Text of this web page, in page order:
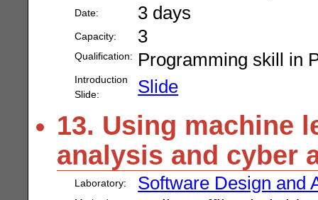
Date: 3 days
Capacity: 3
Qualification: Programming skill in
Introduction
Slide:
Slide
13. Using machine
analysis and cyber
Laboratory: Software Design and